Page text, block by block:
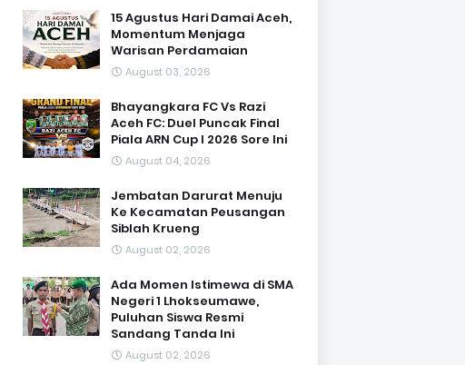
15 Agustus Hari Damai Aceh,
Momentum Menjaga
Warisan Perdamaian
August 03, 2026
Bhayangkara FC Vs Razi
Aceh FC: Duel Puncak Final
Piala ARN Cup I 2026 Sore Ini
August 04, 2026
Jembatan Darurat Menuju
Ke Kecamatan Peusangan
Siblah Krueng
August 02, 2026
Ada Momen Istimewa di SMA
Negeri 1 Lhokseumawe,
Puluhan Siswa Resmi
Sandang Tanda Ini
August 02, 2026